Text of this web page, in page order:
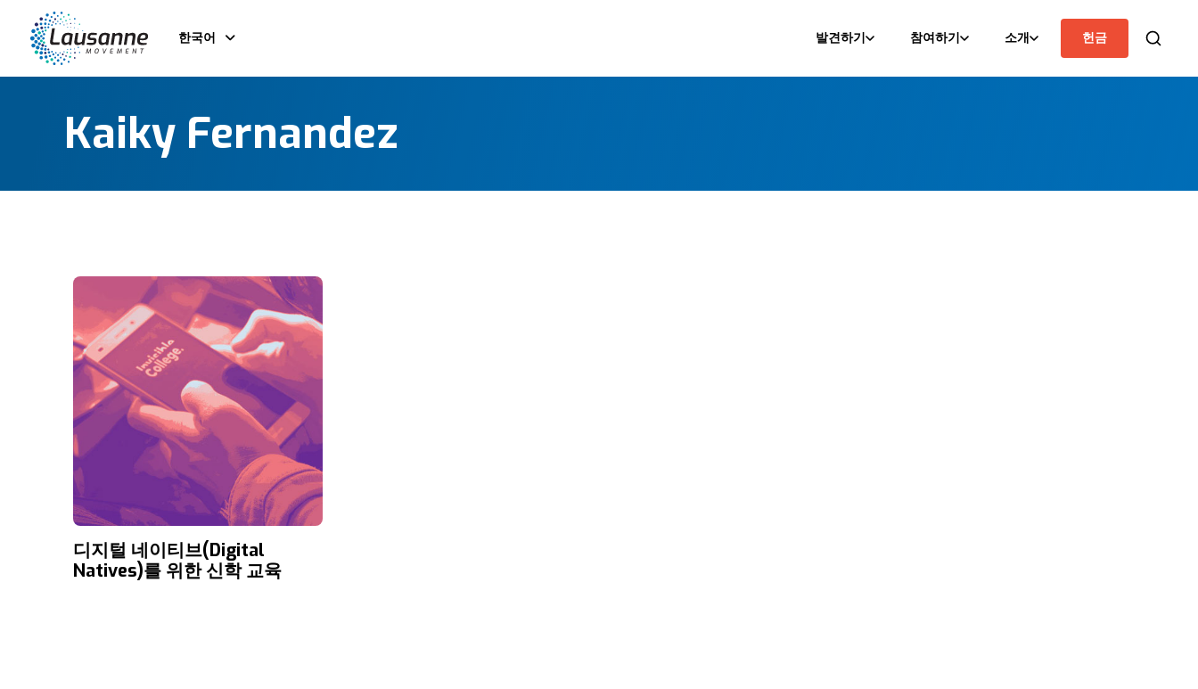
한국어 발견하기 참여하기 소개 헌금
Kaiky Fernandez
디지털 네이티브(Digital
Natives)를 위한 신학 교육